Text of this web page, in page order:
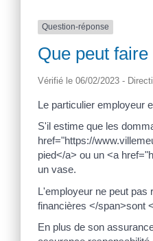
Question-réponse
Que peut
Vérifié le 06/02/2023 -
Le particulier employeur
S'il estime que les
href="https://
pied</a> ou un <a
un vase.
L'employeur ne peut pas
financières </span>sont
En plus de son